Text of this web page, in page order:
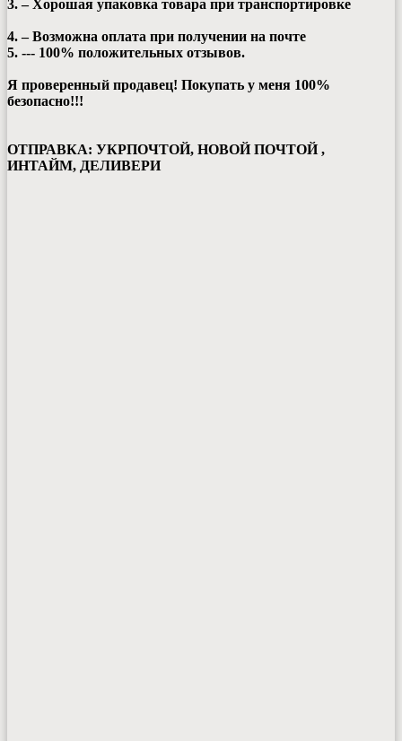
3. – Хорошая упаковка товара при транспортировке
4. – Возможна оплата при получении на почте
5. --- 100% положительных отзывов.
Я проверенный продавец! Покупать у меня 100%
безопасно!!!
ОТПРАВКА: УКРПОЧТОЙ, НОВОЙ ПОЧТОЙ ,
ИНТАЙМ, ДЕЛИВЕРИ